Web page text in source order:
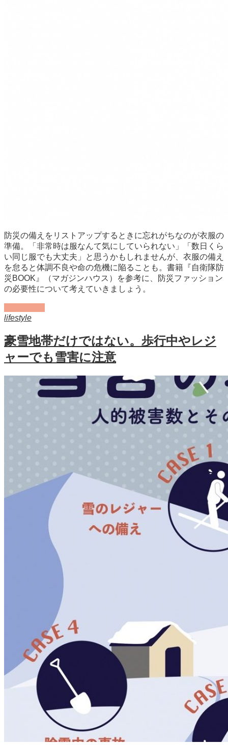
防災の備えをリストアップするときに忘れがちなのが衣服の
準備。「非常時は服なんて気にしていられない」「数日くら
い同じ服でも大丈夫」と思うかもしれませんが、衣服の備え
を怠ると体調不良や命の危機に陥ることも。書籍『自衛隊防
災BOOK』（マガジンハウス）を参考に、防災ファッション
の必要性について考えていきましょう。
lifestyle
豪雪地帯だけではない。歩行中やレジ
ャーでも雪害に注意